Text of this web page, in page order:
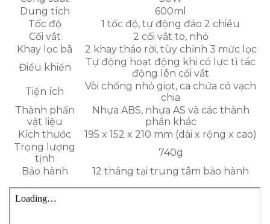
Dung tích
600ml
Tốc độ
1 tốc độ, tự động đảo 2 chiều
Cối vắt
2 cối vắt to, nhỏ
Khay lọc bã
2 khay tháo rời, tùy chỉnh 3 mức lọc
Điều khiển
Tự động hoạt động khi có lực tì tác
động lên cối vắt
Tiện ích
Vòi chống nhỏ giọt, ca chứa có vạch
chia
Thành phần
vật liệu
Nhựa ABS, nhựa AS và các thành
phần khác
Kích thước
195 x 152 x 210 mm (dài x rộng x cao)
Trọng lượng
tịnh
740g
Bảo hành
12 tháng tại trung tâm bảo hành